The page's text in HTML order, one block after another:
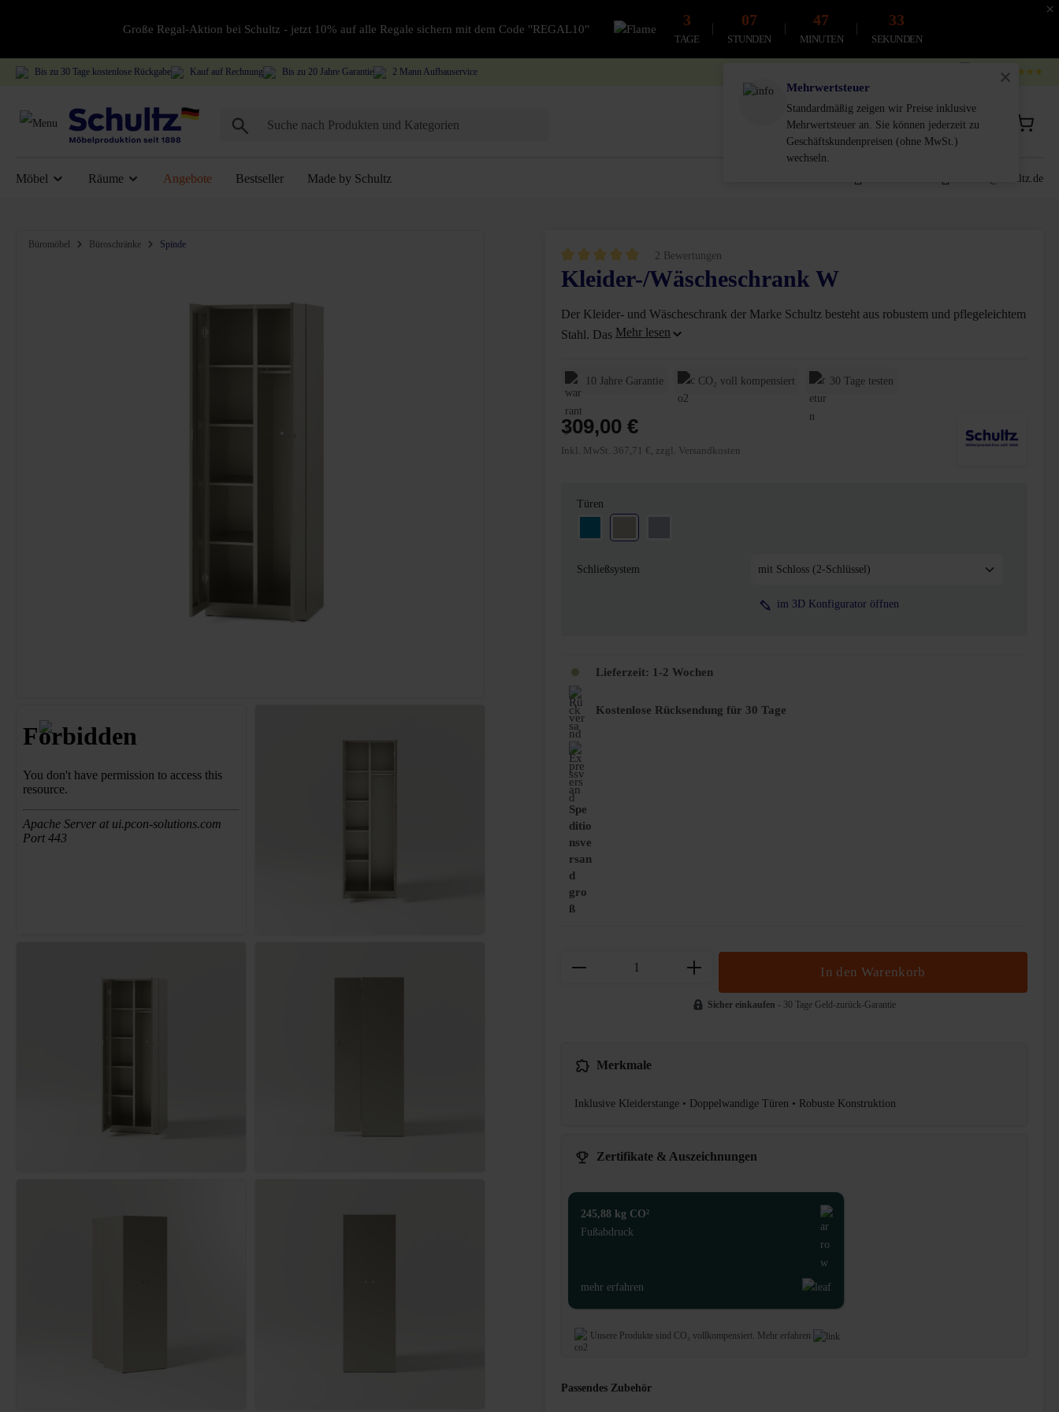
×
Große Regal-Aktion bei Schultz - jetzt 10% auf alle Regale sichern mit dem Code "REGAL10"
3
TAGE
07
STUNDEN
47
MINUTEN
32
SEKUNDEN
Bis zu 30 Tage kostenlose Rückgabe Kauf auf Rechnung Bis zu 20 Jahre Garantie 2 Mann Aufbauservice ★★★★★
Privatkunde
inkl. MwSt.
Geschäftskunde
Exkl. MwSt.
Möbel Räume Angebote Bestseller Made by Schultz service@schultz.de
Bildergalerie überspringen
Büromöbel Büroschränke Spinde
Durchschnittliche Bewertung von 5 von 5 Sternen
2 Bewertungen
Kleider-/Wäscheschrank W
Der Kleider- und Wäscheschrank der Marke Schultz besteht aus robustem und pflegeleichtem
Stahl. Das
10 Jahre Garantie CO₂ voll kompensiert 30 Tage testen
309,00 €
Inkl. MwSt. 367,71 €, zzgl. Versandkosten
Türen
Blau
Schließsystem
im 3D Konfigurator öffnen
Lieferzeit: 1-2 Wochen
Kostenlose Rücksendung für 30 Tage
Spe
ditio
nsve
rsan
d
gro
ß
Produkt Anzahl: Gib den gewünschten Wert ein oder benutze
In den Warenkorb
Sicher einkaufen - 30 Tage Geld-zurück-Garantie
Merkmale
Inklusive Kleiderstange • Doppelwandige Türen • Robuste Konstruktion
Zertifikate & Auszeichnungen
245,88 kg CO²
Fußabdruck
mehr erfahren
Unsere Produkte sind CO₂ vollkompensiert. Mehr erfahren
Passendes Zubehör
Mehrwertsteuer
Standardmäßig zeigen wir Preise inklusive
Mehrwertsteuer an. Sie können jederzeit zu
Geschäftskundenpreisen (ohne MwSt.)
wechseln.